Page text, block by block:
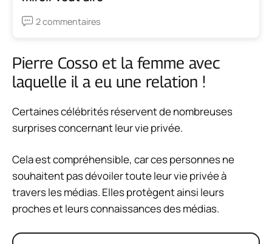
2 commentaires
Pierre Cosso et la femme avec
laquelle il a eu une relation !
Certaines célébrités réservent de nombreuses
surprises concernant leur vie privée.
Cela est compréhensible, car ces personnes ne
souhaitent pas dévoiler toute leur vie privée à
travers les médias. Elles protègent ainsi leurs
proches et leurs connaissances des médias.